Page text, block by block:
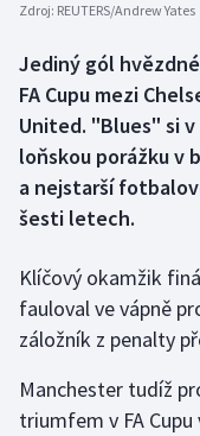
Boby a skeleton
Box
Curling
Dostihy
Futsal
Gymnastika
AZ kvíz
Zdroj: REUTERS/Andrew Yates
Jediný gól
FA Cupu mezi
United. "Blues" si
loňskou porážku v
a nejstarší
šesti letech.
Klíčový okamžik
fauloval ve vápně
záložník z penalty
Manchester tudíž
triumfem v FA